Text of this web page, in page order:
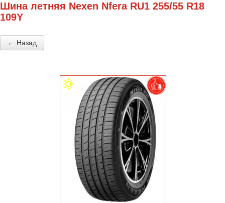
Шина летняя Nexen Nfera RU1 255/55 R18
109Y
← Назад